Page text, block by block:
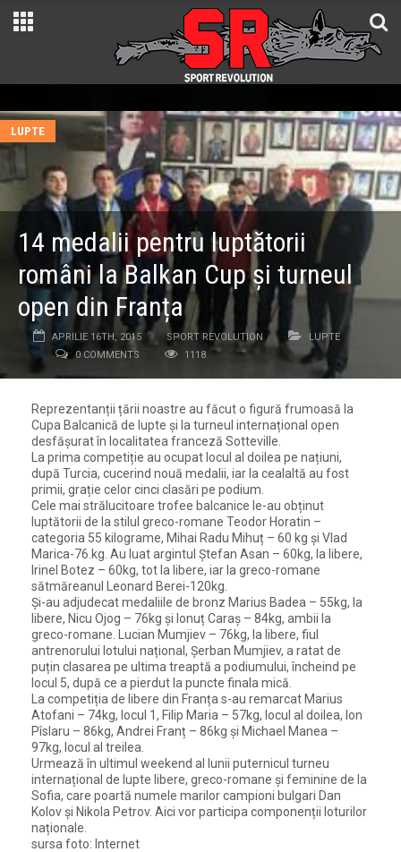
LUPTE
14 medalii pentru luptătorii
români la Balkan Cup și turneul
open din Franța
APRILIE 16TH, 2015 SPORT REVOLUTION
LUPTE
0 COMMENTS
1118
Reprezentanții țării noastre au făcut o figură frumoasă la
Cupa Balcanică de lupte și la turneul internațional open
desfășurat în localitatea franceză Sotteville.
La prima competiție au ocupat locul al doilea pe națiuni,
după Turcia, cucerind nouă medalii, iar la cealaltă au fost
primii, grație celor cinci clasări pe podium.
Cele mai strălucitoare trofee balcanice le-au obținut
luptătorii de la stilul greco-romane Teodor Horatin –
categoria 55 kilograme, Mihai Radu Mihuț – 60 kg și Vlad
Marica-76.kg. Au luat argintul Ștefan Asan – 60kg, la libere,
Irinel Botez – 60kg, tot la libere, iar la greco-romane
sătmăreanul Leonard Berei-120kg.
Și-au adjudecat medaliile de bronz Marius Badea – 55kg, la
libere, Nicu Ojog – 76kg și Ionuț Caraș – 84kg, ambii la
greco-romane. Lucian Mumjiev – 76kg, la libere, fiul
antrenorului lotului național, Șerban Mumjiev, a ratat de
puțin clasarea pe ultima treaptă a podiumului, încheind pe
locul 5, după ce a pierdut la puncte finala mică.
La competiția de libere din Franța s-au remarcat Marius
Atofani – 74kg, locul 1, Filip Maria – 57kg, locul al doilea, Ion
Pîslaru – 86kg, Andrei Franț – 86kg și Michael Manea –
97kg, locul al treilea.
Urmează în ultimul weekend al lunii puternicul turneu
internațional de lupte libere, greco-romane și feminine de la
Sofia, care poartă numele marilor campioni bulgari Dan
Kolov și Nikola Petrov. Aici vor participa componenții loturilor
naționale.
sursa foto: Internet